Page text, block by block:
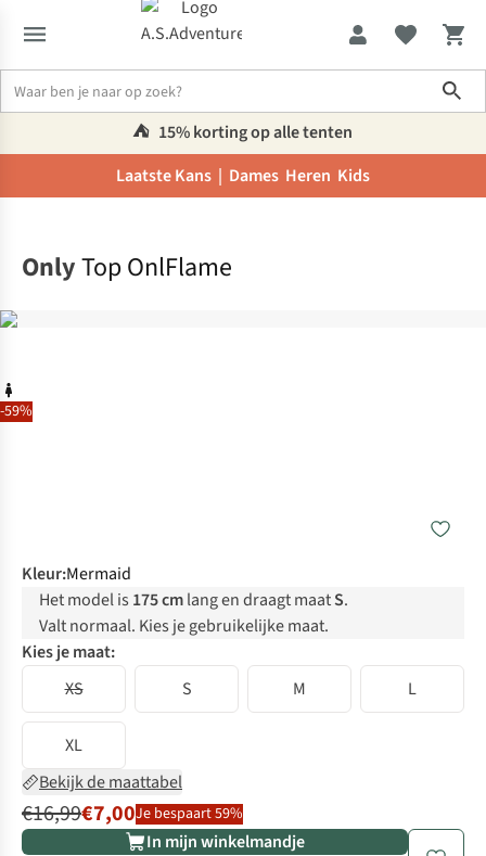
⛺️ 15% korting op alle tenten
Laatste Kans | Dames Heren Kids
-59%
OnlyTop OnlFlame
Kleur:Mermaid
Het model is 175 cmlang en draagt maatS.
Valt normaal. Kies je gebruikelijke maat.
Kies je maat:
XS
S M L
XL
Bekijk de maattabel
€16,99€7,00Je bespaart 59%
In mijn winkelmandje